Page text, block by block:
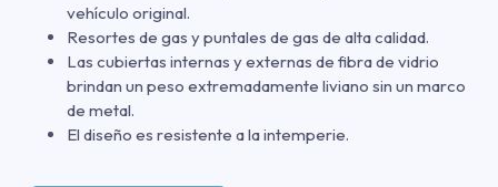
vehículo original.
Resortes de gas y puntales de gas de alta calidad.
Las cubiertas internas y externas de fibra de vidrio
brindan un peso extremadamente liviano sin un marco
de metal.
El diseño es resistente a la intemperie.